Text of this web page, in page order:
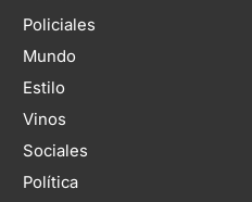
Policiales
Mundo
Estilo
Vinos
Sociales
Política